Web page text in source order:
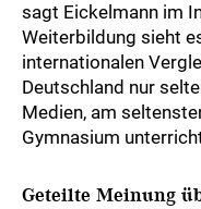
sagt Eickelmann im
Weiterbildung sieht
internationalen
Deutschland nur
Medien, am
Gymnasium
Geteilte Meinung